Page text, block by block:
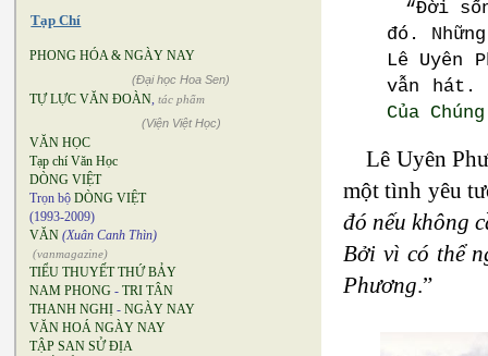
Tạp Chí
PHONG HÓA & NGÀY NAY
(Đại học Hoa Sen)
TỰ LỰC VĂN ĐOÀN, tác phẩm
(Viện Việt Học)
VĂN HỌC
Tạp chí Văn Học
DÒNG VIỆT
Trọn bộ DÒNG VIỆT
(1993-2009)
VĂN (Xuân Canh Thìn)
(vanmagazine)
TIỂU THUYẾT THỨ BẢY
NAM PHONG - TRI TÂN
THANH NGHỊ - NGÀY NAY
VĂN HOÁ NGÀY NAY
TẬP SAN SỬ ĐỊA
“Đời
đó.
Lê Uyên
vẫn hát.
Của
Lê Uyên
một tình yêu
đó nếu không
Bởi vì có thể
Phương.”